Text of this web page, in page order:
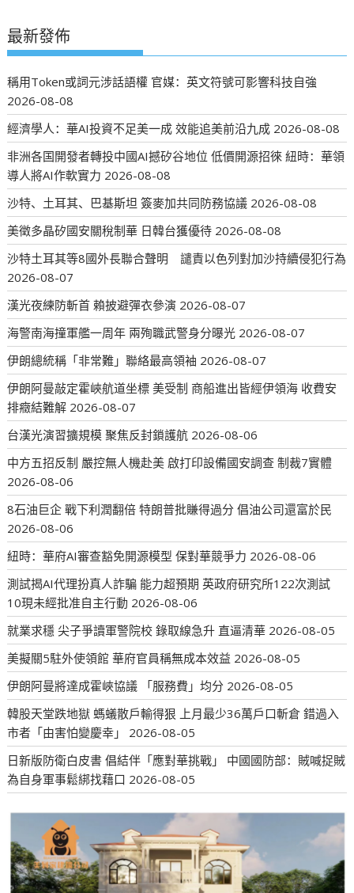
最新發佈
稱用Token或詞元涉話語權 官媒：英文符號可影響科技自強
2026-08-08
經濟學人：華AI投資不足美一成 效能追美前沿九成 2026-08-08
非洲各国開發者轉投中國AI撼矽谷地位 低價開源招徠 紐時：華領
導人將AI作軟實力 2026-08-08
沙特、土耳其、巴基斯坦 簽麥加共同防務協議 2026-08-08
美徵多晶矽國安關稅制華 日韓台獲優待 2026-08-08
沙特土耳其等8國外長聯合聲明 譴責以色列對加沙持續侵犯行為
2026-08-07
漢光夜練防斬首 賴披避彈衣參演 2026-08-07
海警南海撞軍艦一周年 兩殉職武警身分曝光 2026-08-07
伊朗總統稱「非常難」聯絡最高領袖 2026-08-07
伊朗阿曼敲定霍峽航道坐標 美受制 商船進出皆經伊領海 收費安
排癥結難解 2026-08-07
台漢光演習擴規模 聚焦反封鎖護航 2026-08-06
中方五招反制 嚴控無人機赴美 啟打印設備國安調查 制裁7實體
2026-08-06
8石油巨企 戰下利潤翻倍 特朗普批賺得過分 倡油公司還富於民
2026-08-06
紐時：華府AI審查豁免開源模型 保對華競爭力 2026-08-06
測試揭AI代理扮真人詐騙 能力超預期 英政府研究所122次測試
10現未經批准自主行動 2026-08-06
就業求穩 尖子爭讀軍警院校 錄取線急升 直逼清華 2026-08-05
美擬關5駐外使領館 華府官員稱無成本效益 2026-08-05
伊朗阿曼將達成霍峽協議 「服務費」均分 2026-08-05
韓股天堂跌地獄 螞蟻散戶輸得狠 上月最少36萬戶口斬倉 錯過入
市者「由害怕變慶幸」
2026-08-05
日新版防衛白皮書 倡結伴「應對華挑戰」 中國國防部：賊喊捉賊
為自身軍事鬆綁找藉口 2026-08-05